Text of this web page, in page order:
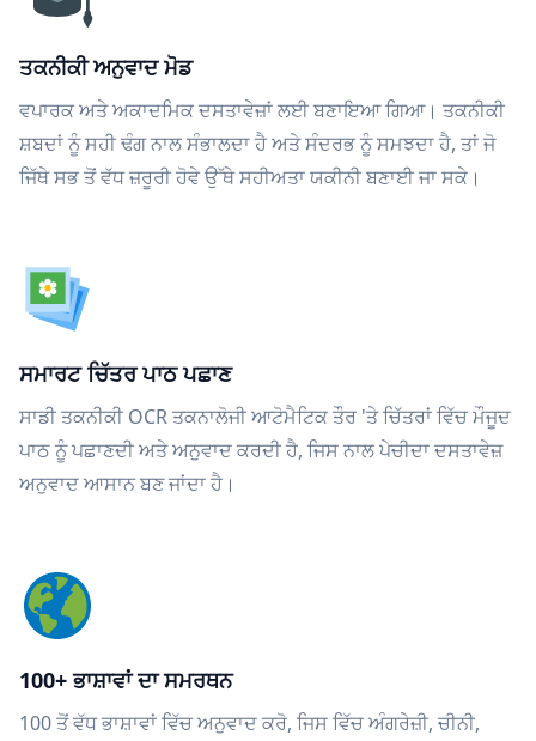
ਤਕਨੀਕੀ ਅਨੁਵਾਦ ਮੋਡ
ਵਪਾਰਕ ਅਤੇ ਅਕਾਦਮਿਕ ਦਸਤਾਵੇਜ਼ਾਂ ਲਈ ਬਣਾਇਆ ਗਿਆ। ਤਕਨੀਕੀ
ਸ਼ਬਦਾਂ ਨੂੰ ਸਹੀ ਢੰਗ ਨਾਲ ਸੰਭਾਲਦਾ ਹੈ ਅਤੇ ਸੰਦਰਭ ਨੂੰ ਸਮਝਦਾ ਹੈ, ਤਾਂ ਜੋ
ਜਿੱਥੇ ਸਭ ਤੋਂ ਵੱਧ ਜ਼ਰੂਰੀ ਹੋਵੇ ਉੱਥੇ ਸਹੀਅਤਾ ਯਕੀਨੀ ਬਣਾਈ ਜਾ ਸਕੇ।
ਸਮਾਰਟ ਚਿੱਤਰ ਪਾਠ ਪਛਾਣ
ਸਾਡੀ ਤਕਨੀਕੀ OCR ਤਕਨਾਲੋਜੀ ਆਟੋਮੈਟਿਕ ਤੌਰ 'ਤੇ ਚਿੱਤਰਾਂ ਵਿੱਚ ਮੌਜੂਦ
ਪਾਠ ਨੂੰ ਪਛਾਣਦੀ ਅਤੇ ਅਨੁਵਾਦ ਕਰਦੀ ਹੈ, ਜਿਸ ਨਾਲ ਪੇਚੀਦਾ ਦਸਤਾਵੇਜ਼
ਅਨੁਵਾਦ ਆਸਾਨ ਬਣ ਜਾਂਦਾ ਹੈ।
100+ ਭਾਸ਼ਾਵਾਂ ਦਾ ਸਮਰਥਨ
100 ਤੋਂ ਵੱਧ ਭਾਸ਼ਾਵਾਂ ਵਿੱਚ ਅਨੁਵਾਦ ਕਰੋ, ਜਿਸ ਵਿੱਚ ਅੰਗਰੇਜ਼ੀ, ਚੀਨੀ,